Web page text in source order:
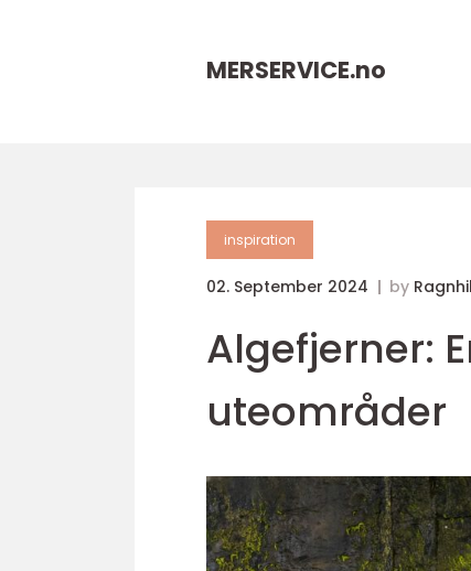
MERSERVICE.no
inspiration
02. September 2024 by
Algefjerner:
uteområder